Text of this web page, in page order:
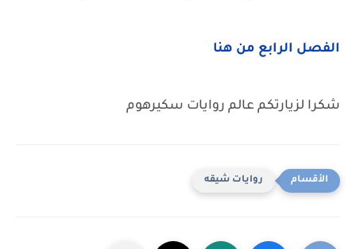
الفصل الرابع من هنا
شكرا لزيارتكم عالم روايات سكيرهوم
روايات شيقه